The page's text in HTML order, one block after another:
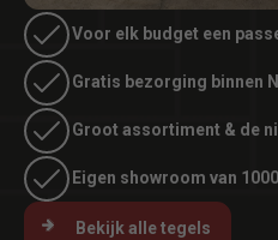
Voor elk budget een
Gratis bezorging binnen
Groot assortiment & de
Eigen showroom van
Bekijk alle tegels